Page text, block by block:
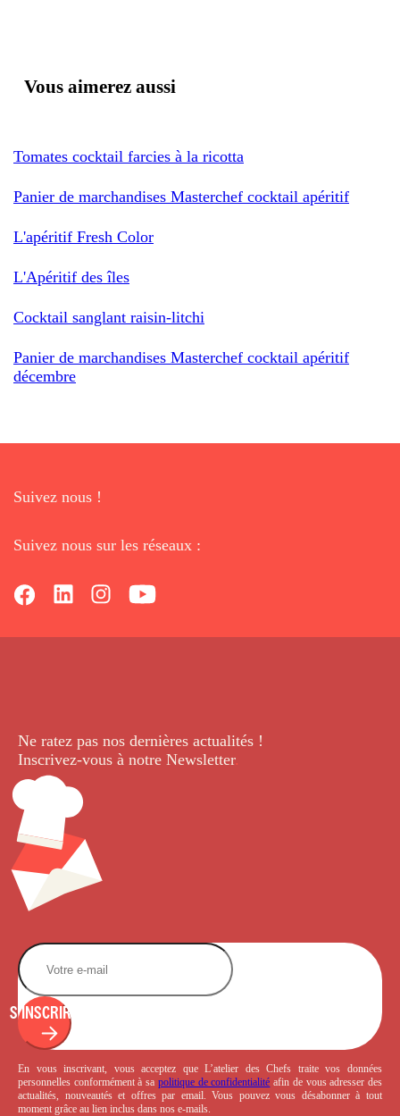
Vous aimerez aussi
Tomates cocktail farcies à la ricotta
Panier de marchandises Masterchef cocktail apéritif
L'apéritif Fresh Color
L'Apéritif des îles
Cocktail sanglant raisin-litchi
Panier de marchandises Masterchef cocktail apéritif
décembre
Suivez nous !
Suivez nous sur les réseaux :
Ne ratez pas nos dernières actualités !
Inscrivez-vous à notre Newsletter.
S'INSCRIRE
En vous inscrivant, vous acceptez que L’atelier des Chefs traite vos données
personnelles conformément à sa politique de confidentialité afin de vous adresser des
actualités, nouveautés et offres par email. Vous pouvez vous désabonner à tout
moment grâce au lien inclus dans nos e-mails.